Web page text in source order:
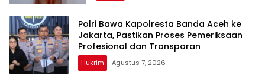
Polri Bawa Kapolresta Banda Aceh ke
Jakarta, Pastikan Proses Pemeriksaan
Profesional dan Transparan
Hukrim Agustus 7, 2026